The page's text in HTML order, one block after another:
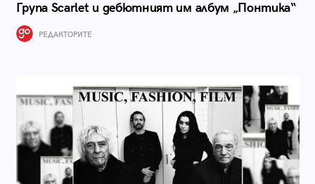
Група Scarlet и дебютният им албум „Понтика“
РЕДАКТОРИТЕ